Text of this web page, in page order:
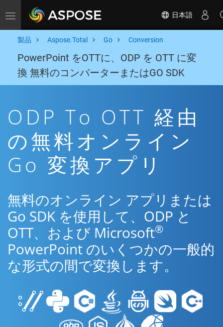
Toggle navigation 日本語
製品 Aspose.Total Go Conversion
PowerPoint をOTTに、ODP を OTT に変
換 無料のコンバーターまたはGO SDK
ODP To OTT 経由
の無料オンライン
Go 変換アプリ
無料のオンライン アプリまたは
Go SDK を使用して、ODP と
OTT、および Microsoft®
PowerPoint のいくつかの一般的
な形式の間で変換します。